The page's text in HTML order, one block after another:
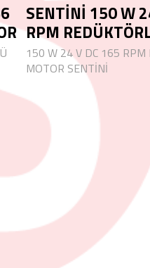
SENTİNİ 150 W
RPM
150 W 24 V DC 165 RPM
MOTOR SENTİNİ